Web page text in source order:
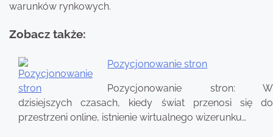
warunków rynkowych.
Zobacz także:
Pozycjonowanie stron
Pozycjonowanie stron: W
dzisiejszych czasach, kiedy świat przenosi się do
przestrzeni online, istnienie wirtualnego wizerunku…
Nawigacja
wpisu